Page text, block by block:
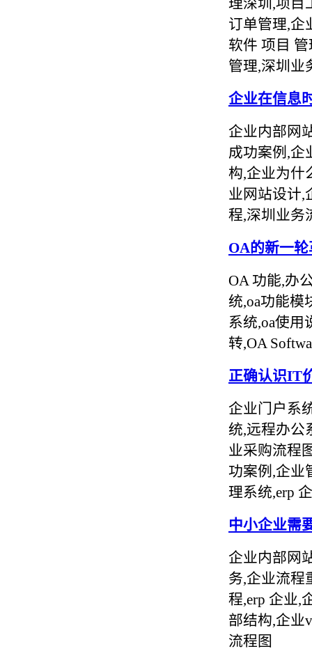
理深圳,项目
订单管理,企
软件 项目
管理,深圳业
企业在信息
企业内部网
成功案例,企
构,企业为什
业网站设计,
程,深圳业务
OA的新一
OA 功能,办
统,oa功能模
系统,oa使用
转,OA
正确认识IT
企业门户系
统,远程办公
业采购流程
功案例,企业
理系统,erp
中小企业需
企业内部网
务,企业流程
程,erp 企业,
部结构,企业
流程图